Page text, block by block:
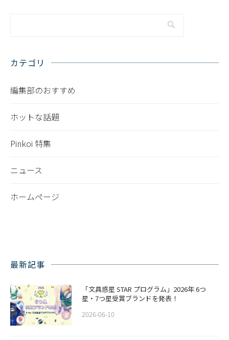
カテゴリ
編集部のおすすめ
ホットな話題
Pinkoi 特集
ニュース
ホームページ
最新記事
「文具惑星 STAR プログラム」2026年 6つ
星・7つ星受賞ブランドを発表！
2026-06-10